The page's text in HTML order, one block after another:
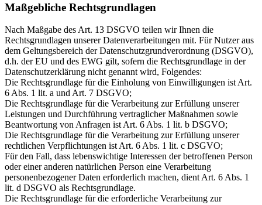
Maßgebliche Rechtsgrundlagen
Nach Maßgabe des Art. 13 DSGVO teilen wir Ihnen die
Rechtsgrundlagen unserer Datenverarbeitungen mit. Für Nutzer aus
dem Geltungsbereich der Datenschutzgrundverordnung (DSGVO),
d.h. der EU und des EWG gilt, sofern die Rechtsgrundlage in der
Datenschutzerklärung nicht genannt wird, Folgendes:
Die Rechtsgrundlage für die Einholung von Einwilligungen ist Art.
6 Abs. 1 lit. a und Art. 7 DSGVO;
Die Rechtsgrundlage für die Verarbeitung zur Erfüllung unserer
Leistungen und Durchführung vertraglicher Maßnahmen sowie
Beantwortung von Anfragen ist Art. 6 Abs. 1 lit. b DSGVO;
Die Rechtsgrundlage für die Verarbeitung zur Erfüllung unserer
rechtlichen Verpflichtungen ist Art. 6 Abs. 1 lit. c DSGVO;
Für den Fall, dass lebenswichtige Interessen der betroffenen Person
oder einer anderen natürlichen Person eine Verarbeitung
personenbezogener Daten erforderlich machen, dient Art. 6 Abs. 1
lit. d DSGVO als Rechtsgrundlage.
Die Rechtsgrundlage für die erforderliche Verarbeitung zur